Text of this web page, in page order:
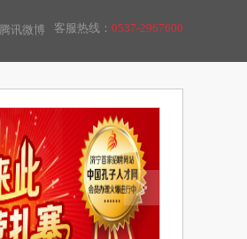
客服热线： 0537-2967600
腾讯微博